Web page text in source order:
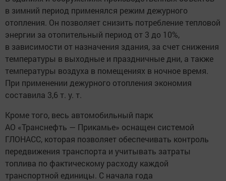
в зимний период применялся режим дежурного
отопления. Он позволяет снизить потребление тепловой
энергии за отопительный период от 3 до 10%,
в зависимости от назначения здания, за счет снижения
температуры в выходные и праздничные дни, а также
температуры воздуха в помещениях в ночное время.
При применении дежурного отопления экономия
составила 3,6 т. у. т.
Кроме того, весь автомобильный парк
АО «Транснефть — Прикамье» оснащен системой
ГЛОНАСС, которая позволяет обеспечивать контроль
передвижения транспорта и учитывать затраты
топлива по фактическому расходу каждой
транспортной единицы. С начала года